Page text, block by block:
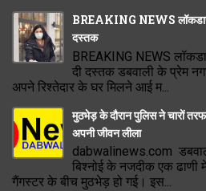
BREAKING NEWS
दस्तक
BREAKING NEWS
दी दस्तक डबवाली के प्रेम
अपने रिश्तेदार के घर मिलने आई म...
मुठभेड़ के दौरान पुलिस ने चारों
अपनी जीवन लीला
dabwalinews.com
बिश्नोई के नजदीक एक ढाणी
गैंगस्टर के बीच मुठभेड़ हो गई। इस...